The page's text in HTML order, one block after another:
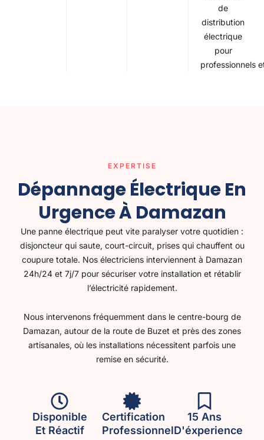
de
distribution
électrique
pour
professionnels
EXPERTISE
Dépannage Électrique En
Urgence À Damazan
Une panne électrique peut vite paralyser votre quotidien :
disjoncteur qui saute, court-circuit, prises qui chauffent ou
coupure totale. Nos électriciens interviennent à Damazan
24h/24 et 7j/7 pour sécuriser votre installation et rétablir
l’électricité rapidement.
Nous intervenons fréquemment dans le centre-bourg de
Damazan, autour de la route de Buzet et près des zones
artisanales, où les installations nécessitent parfois une
remise en sécurité.
Disponible
Et Réactif
Certification
Professionnel
15 Ans
D'éxperience